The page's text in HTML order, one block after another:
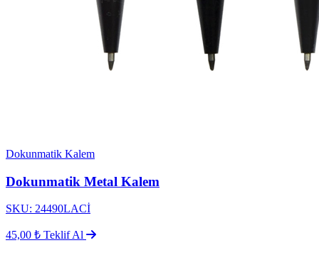
Dokunmatik Kalem
Dokunmatik Metal Kalem
SKU: 24490LACİ
45,00 ₺ Teklif Al